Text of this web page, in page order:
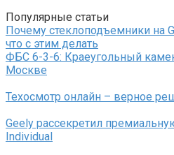
Популярные статьи
Почему стеклоподъемники на
что с этим делать
ФБС 6-3-6: Краеугольный
Москве
Техосмотр онлайн – верное
Geely рассекретил
Individual